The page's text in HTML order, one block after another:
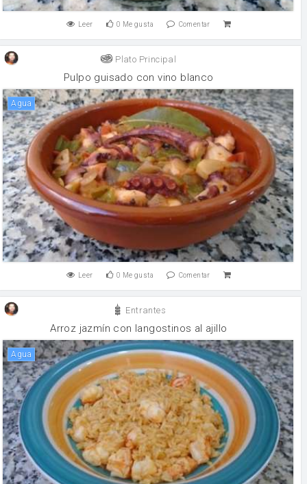
Leer 0 Me gusta Comentar
Plato Principal
Pulpo guisado con vino blanco
agua
Leer 0 Me gusta Comentar
Entrantes
Arroz jazmín con langostinos al ajillo
agua